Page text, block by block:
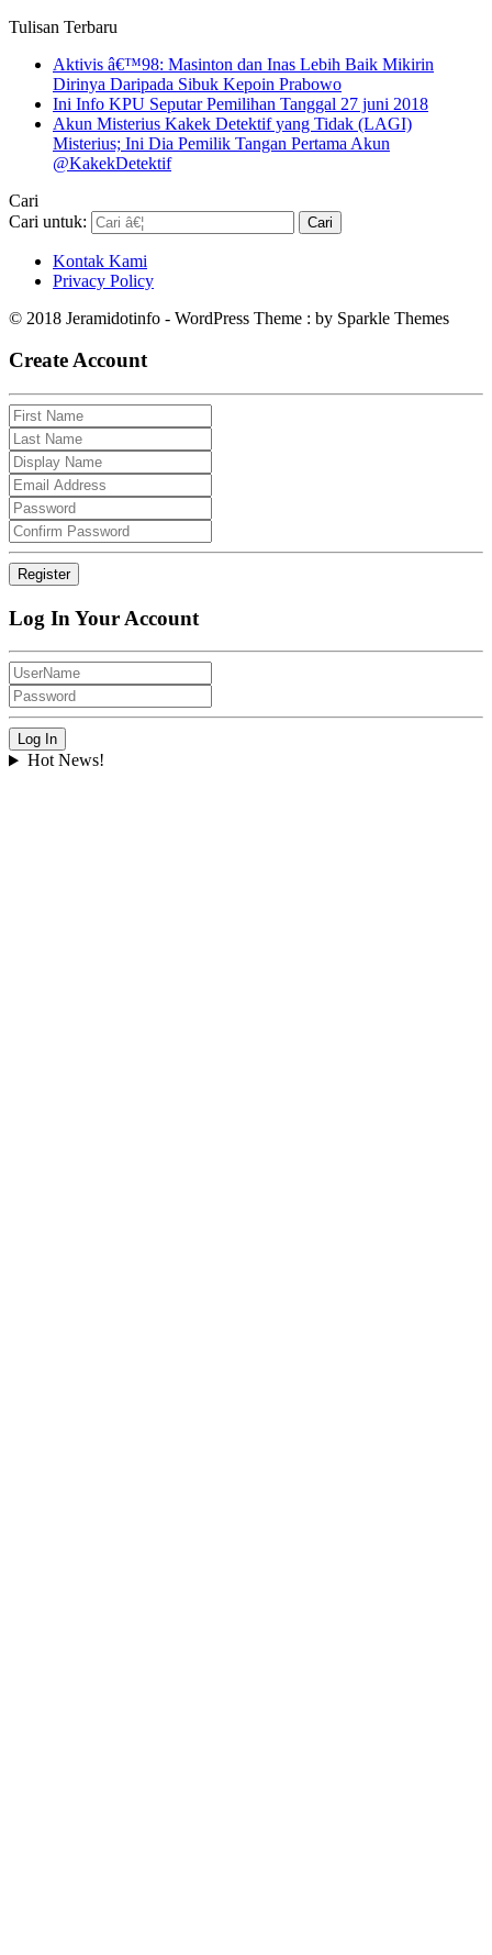
Tulisan Terbaru
Aktivis â€™98: Masinton dan Inas Lebih Baik Mikirin
Dirinya Daripada Sibuk Kepoin Prabowo
Ini Info KPU Seputar Pemilihan Tanggal 27 juni 2018
Akun Misterius Kakek Detektif yang Tidak (LAGI)
Misterius; Ini Dia Pemilik Tangan Pertama Akun
@KakekDetektif
Cari
Cari untuk:
Kontak Kami
Privacy Policy
© 2018 Jeramidotinfo - WordPress Theme : by Sparkle Themes
Create Account
Log In Your Account
Hot News!